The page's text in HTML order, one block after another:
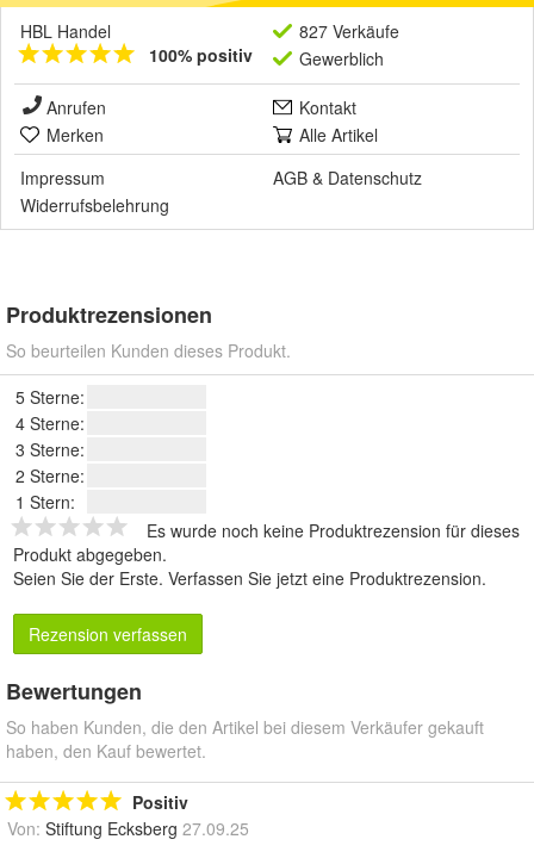
HBL Handel
100% positiv
827 Verkäufe
Gewerblich
Anrufen
Kontakt
Merken
Alle Artikel
Impressum
AGB & Datenschutz
Widerrufsbelehrung
Produktrezensionen
So beurteilen Kunden dieses Produkt.
5 Sterne:
4 Sterne:
3 Sterne:
2 Sterne:
1 Stern:
Es wurde noch keine Produktrezension für dieses
Produkt abgegeben.
Seien Sie der Erste. Verfassen Sie jetzt eine Produktrezension.
Rezension verfassen
Bewertungen
So haben Kunden, die den Artikel bei diesem Verkäufer gekauft
haben, den Kauf bewertet.
Positiv
Von: Stiftung Ecksberg 27.09.25